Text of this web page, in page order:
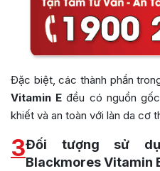
Đặc biệt, các thành phần
Vitamin E đều có nguồn
khiết và an toàn với làn da cơ
3Đối tượng sử
Blackmores Vitamin